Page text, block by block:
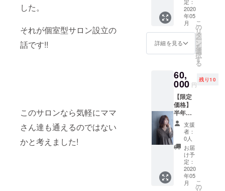
した。
それが個室型サロン設立の
話です!!
このサロンなら気軽にママ
さん達も通えるのではない
かと考えました!
にて施
術させ
ていた
だきま
す。(詳
細はご
ます)
定コー
クラウ
ドファ
ンディ
お客様
はオー
プン後
１年間
はVIP会
員様と
なり特
別料金
にて施
術させ
ていた
だきま
す。(詳
細はご
来店時
6,500
円)の
コース
を 月に
１回利
用可
能。全6
ケッ
ト。
39,000
円相当
※有効期
限2020
年5月〜
2020年
11月末
まで。
クラウ
ドファ
ンディ
ング限
定コー
2020
年05
月
詳細を見る
こ
の
リ
タ
ー
ン
を
選
択
す
る
60,
000 円
残り10
【限定
価格】
半年パ
ス ◆
カット
＋カ
ラー＋
髪質改
善ト
リート
メント
（通常
支援
者：
0人
お届
け予
定：
2020
年05
月
こ
の